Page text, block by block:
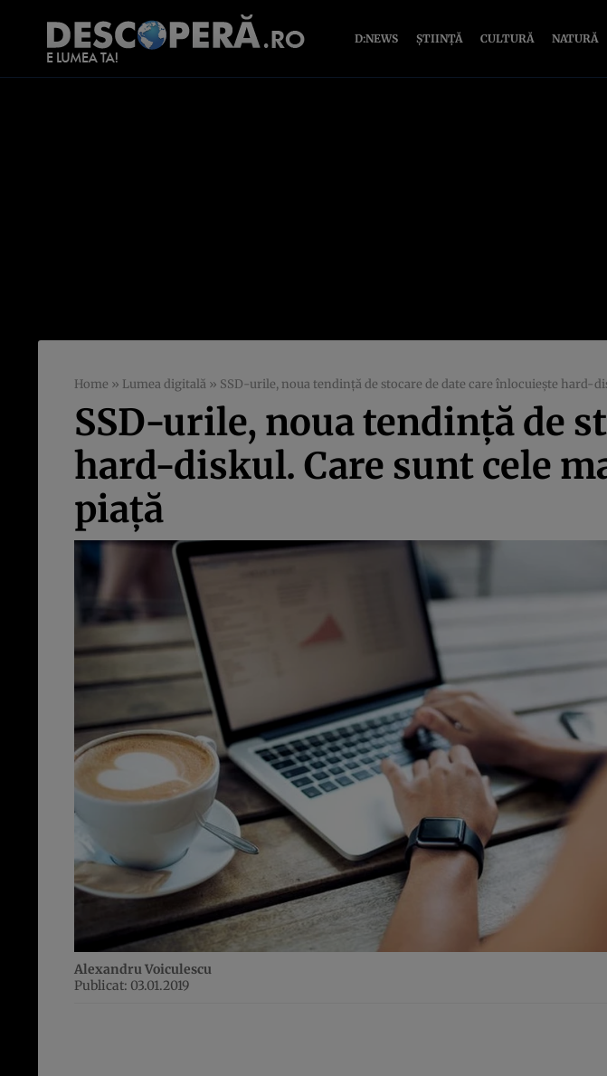
D:NEWS ȘTIINȚĂ CULTURĂ NATURĂ
Home » Lumea digitală » SSD-urile, noua tendinţă de stocare de date care înlocuieşte hard-
SSD-urile, noua tendinţă de
hard-diskul. Care sunt cele
piaţă
Alexandru Voiculescu
Publicat: 03.01.2019